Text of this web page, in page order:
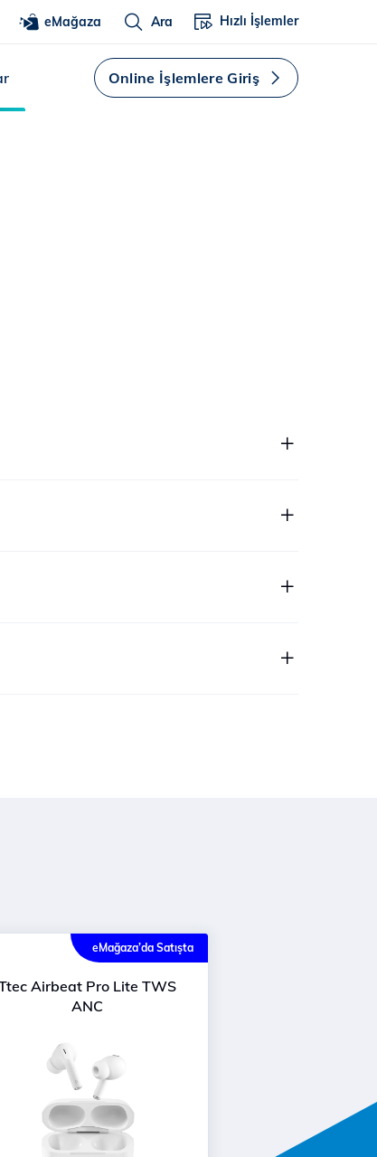
eMağaza Ara Hızlı İşlemler
Online İşlemlere Giriş
eMağaza’da Satışta
Airbeat Pro Lite TWS
ANC